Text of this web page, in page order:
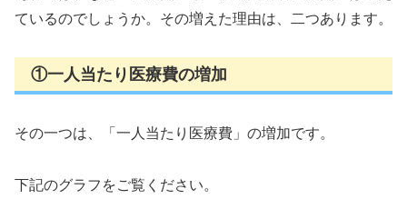
ているのでしょうか。その増えた理由は、二つあります。
①一人当たり医療費の増加
その一つは、「一人当たり医療費」の増加です。
下記のグラフをご覧ください。